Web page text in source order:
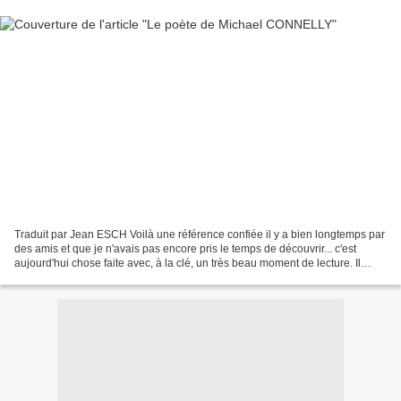
Traduit par Jean ESCH Voilà une référence confiée il y a bien longtemps par
des amis et que je n'avais pas encore pris le temps de découvrir... c'est
aujourd'hui chose faite avec, à la clé, un très beau moment de lecture. Il